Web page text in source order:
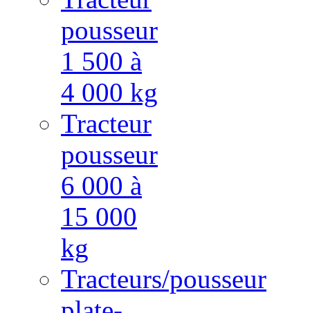
pousseur
1 500 à
4 000 kg
Tracteur
pousseur
6 000 à
15 000
kg
Tracteurs/pousseur